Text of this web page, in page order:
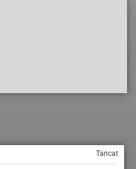
Tancat